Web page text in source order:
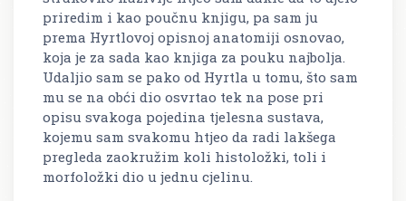
priredim i kao poučnu knjigu, pa sam ju
prema Hyrtlovoj opisnoj anatomiji osnovao,
koja je za sada kao knjiga za pouku najbolja.
Udaljio sam se pako od Hyrtla u tomu, što sam
mu se na obći dio osvrtao tek na pose pri
opisu svakoga pojedina tjelesna sustava,
kojemu sam svakomu htjeo da radi lakšega
pregleda zaokružim koli histoložki, toli i
morfoložki dio u jednu cjelinu.